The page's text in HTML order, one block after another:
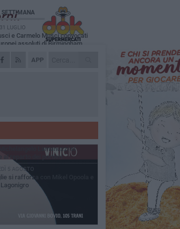
APP
SETTIMANA
LUGLIO
e Carmelo Musci convocati
assoluti di Birmingham
una solida certezza
difesa arriva Francesco Lorusso
AGOSTO
Michelangelo Lamanuzzi si
al reparto dei portieri
5 AGOSTO
si rafforza con Mikel Opoola e